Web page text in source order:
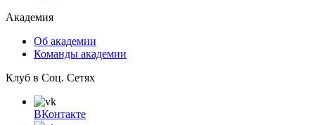
Академия
Об академии
Команды академии
Клуб в Соц. Сетях
ВКонтакте